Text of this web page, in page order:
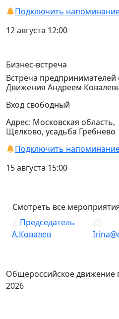
Подключить
12 августа 12:00
Бизнес-встреча
Встреча предпринимателей
Движения Андреем
Вход свободный
Адрес: Московская область,
Щелково, усадьба Гребнево
Подключить
15 августа 15:00
Смотреть все
Председатель
А.Ковалев
Общероссийское движение
2026